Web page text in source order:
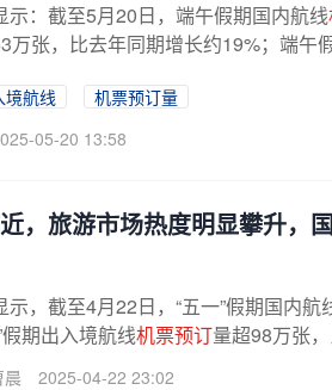
示：截至5月20日，端午假期国内航线
万张，比去年同期增长约19%；端午
境航线
机票预订量
05-20 13:58
，旅游市场热度明显攀升，
，截至4月22日，“五一”假期国内航
期出入境航线机票预订量超98万张
纷发布“五一...
晨 2025-04-22 23:02